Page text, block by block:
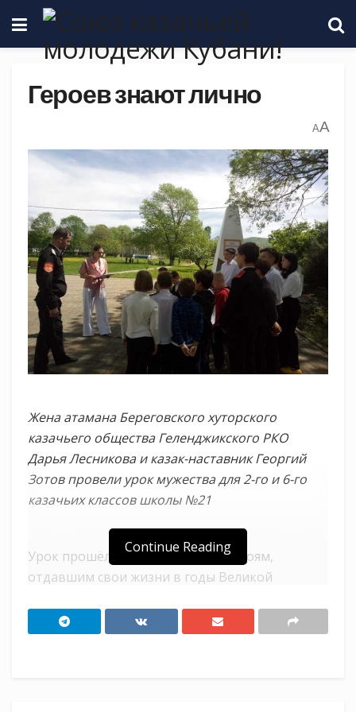
Героев знают лично
AA
Жена атамана Береговского хуторского
казачьего общества Геленджикского РКО
Дарья Лесникова и казак-наставник Георгий
Зотов провели урок мужества для 2-го и 6-го
казачьих классов школы №21
Урок прошёл возле памятника героям,
отдавшим свои жизни в годы Великой
Школьникам рассказали о том, какие события
Continue Reading